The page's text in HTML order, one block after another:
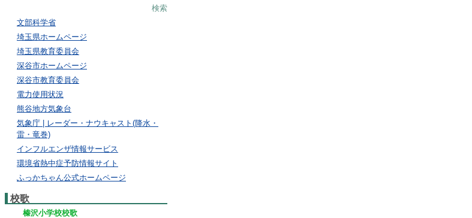
検索
文部科学省
埼玉県ホームページ
埼玉県教育委員会
深谷市ホームページ
深谷市教育委員会
電力使用状況
熊谷地方気象台
気象庁 | レーダー・ナウキャスト(降水・
雷・竜巻)
インフルエンザ情報サービス
環境省熱中症予防情報サイト
ふっかちゃん公式ホームページ
校歌
榛沢小学校校歌